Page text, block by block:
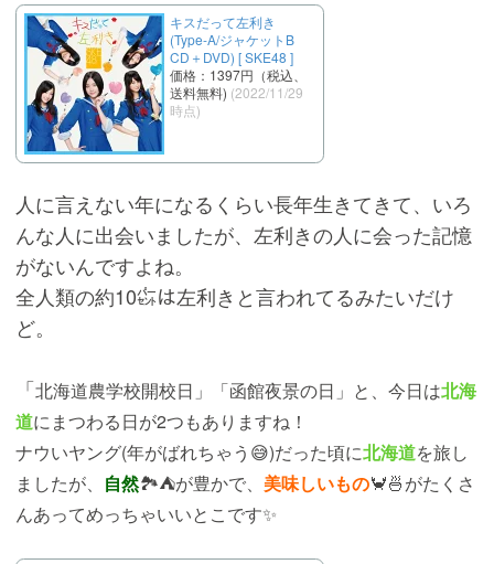
キスだって左利き
(Type-A/ジャケットB
CD＋DVD) [ SKE48 ]
価格：1397円（税込、
送料無料) (2022/11/29
時点)
人に言えない年になるくらい長年生きてきて、いろ
んな人に出会いましたが、左利きの人に会った記憶
がないんですよね。
全人類の約10㌫は左利きと言われてるみたいだけ
ど。
「北海道農学校開校日」「函館夜景の日 」と、今日は北海
道にまつわる日が2つもありますね！
ナウいヤング(年がばれちゃう😅)だった頃に北海道を旅し
ましたが、 自然🏞⛺が豊かで、 美味しいもの🦀🍜がたくさ
んあってめっちゃいいとこです✨